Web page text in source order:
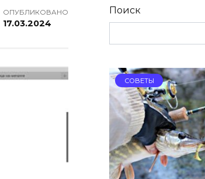
ОПУБЛИКОВАНО
17.03.2024
Поиск
СОВЕТЫ